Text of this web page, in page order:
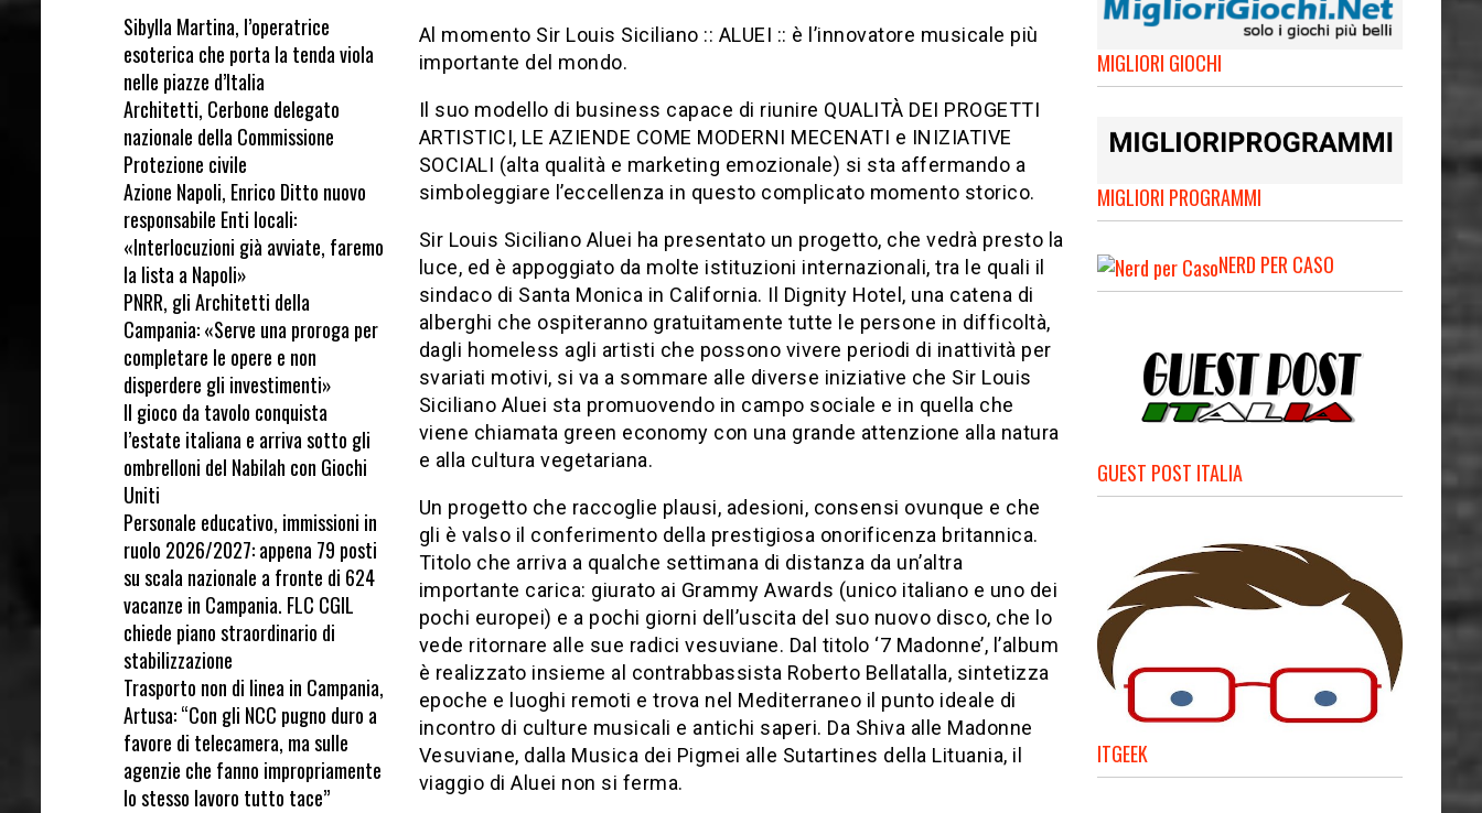
Al momento Sir Louis Siciliano :: ALUEI :: è l’innovatore musicale più
importante del mondo.
Il suo modello di business capace di riunire QUALITÀ DEI PROGETTI
ARTISTICI, LE AZIENDE COME MODERNI MECENATI e INIZIATIVE
SOCIALI (alta qualità e marketing emozionale) si sta affermando a
simboleggiare l’eccellenza in questo complicato momento storico.
Sir Louis Siciliano Aluei ha presentato un progetto, che vedrà presto la
luce, ed è appoggiato da molte istituzioni internazionali, tra le quali il
sindaco di Santa Monica in California. Il Dignity Hotel, una catena di
alberghi che ospiteranno gratuitamente tutte le persone in difficoltà,
dagli homeless agli artisti che possono vivere periodi di inattività per
svariati motivi, si va a sommare alle diverse iniziative che Sir Louis
Siciliano Aluei sta promuovendo in campo sociale e in quella che
viene chiamata green economy con una grande attenzione alla natura
e alla cultura vegetariana.
Un progetto che raccoglie plausi, adesioni, consensi ovunque e che
gli è valso il conferimento della prestigiosa onorificenza britannica.
Titolo che arriva a qualche settimana di distanza da un’altra
importante carica: giurato ai Grammy Awards (unico italiano e uno dei
pochi europei) e a pochi giorni dell’uscita del suo nuovo disco, che lo
vede ritornare alle sue radici vesuviane. Dal titolo ‘7 Madonne’, l’album
è realizzato insieme al contrabbassista Roberto Bellatalla, sintetizza
epoche e luoghi remoti e trova nel Mediterraneo il punto ideale di
incontro di culture musicali e antichi saperi. Da Shiva alle Madonne
Vesuviane, dalla Musica dei Pigmei alle Sutartines della Lituania, il
viaggio di Aluei non si ferma.
Sibylla Martina, l’operatrice
esoterica che porta la tenda viola
nelle piazze d’Italia
Architetti, Cerbone delegato
nazionale della Commissione
Protezione civile
Azione Napoli, Enrico Ditto nuovo
responsabile Enti locali:
«Interlocuzioni già avviate, faremo
la lista a Napoli»
PNRR, gli Architetti della
Campania: «Serve una proroga per
completare le opere e non
disperdere gli investimenti»
Il gioco da tavolo conquista
l’estate italiana e arriva sotto gli
ombrelloni del Nabilah con Giochi
Uniti
Personale educativo, immissioni in
ruolo 2026/2027: appena 79 posti
su scala nazionale a fronte di 624
vacanze in Campania. FLC CGIL
chiede piano straordinario di
stabilizzazione
Trasporto non di linea in Campania,
Artusa: “Con gli NCC pugno duro a
favore di telecamera, ma sulle
agenzie che fanno impropriamente
lo stesso lavoro tutto tace”
MIGLIORI GIOCHI
MIGLIORI PROGRAMMI
NERD PER CASO
GUEST POST ITALIA
ITGEEK